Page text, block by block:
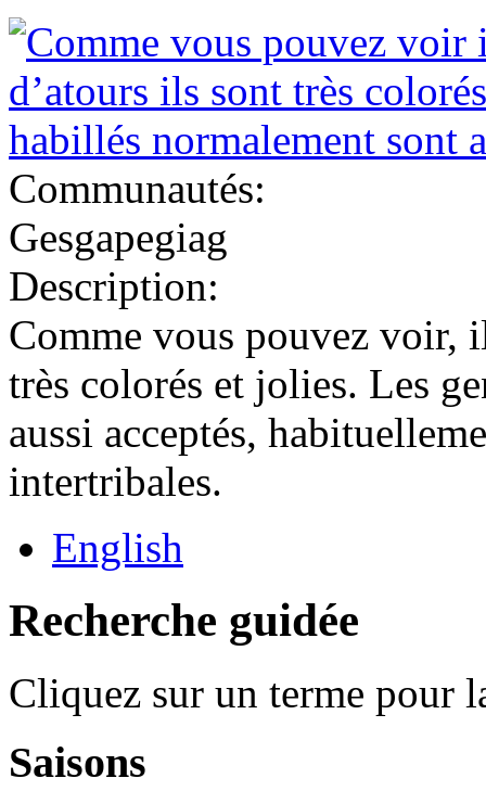
Communautés:
Gesgapegiag
Description:
Comme vous pouvez voir,
très colorés et jolies. Les
aussi acceptés,
intertribales.
English
Recherche guidée
Cliquez sur un terme pour
Saisons